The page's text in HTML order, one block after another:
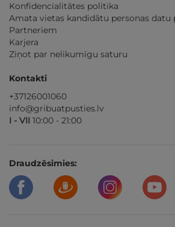
Konfidencialitātes politika
Amata vietas kandidātu personas datu
Partneriem
Karjera
Ziņot par nelikumīgu saturu
Kontakti
+37126001060
info@gribuatpusties.lv
I - VII 10:00 - 21:00
Draudzēsimies: